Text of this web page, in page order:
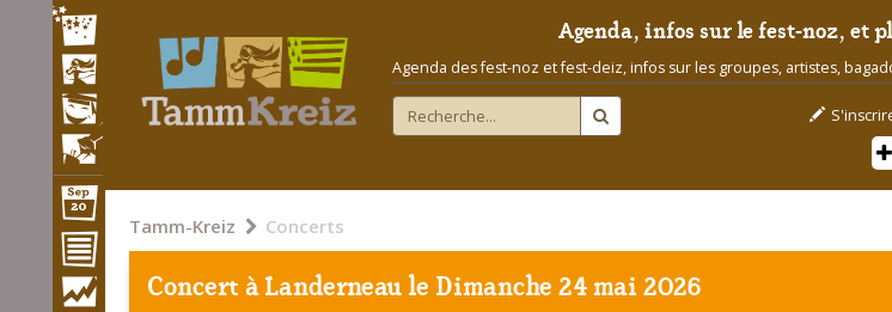
Agenda, infos sur le fest-noz, et
Agenda des fest-noz et fest-deiz, infos sur les groupes, artistes,
Tamm-Kreiz Concerts
Concert àLanderneaule Dimanche 24 mai 2026